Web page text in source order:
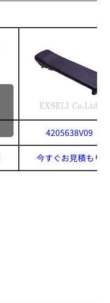
4205638V09
今すぐお見積もり